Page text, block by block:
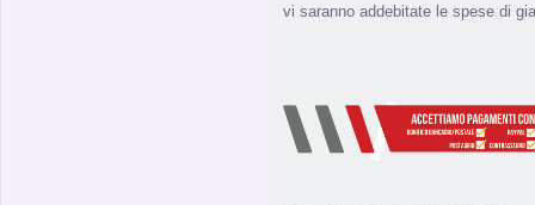
vi saranno addebitate le spese di